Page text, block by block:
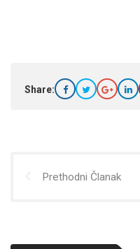
Share:
Prethodni Članak